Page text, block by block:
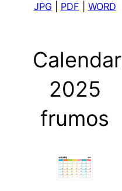
JPG PDF WORD
Calendar
2025
frumos